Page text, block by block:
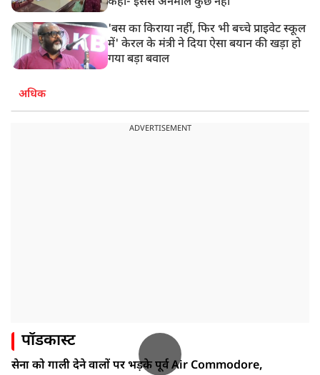
'बस का किराया नहीं, फिर भी बच्चे प्राइवेट स्कूल
में' केरल के मंत्री ने दिया ऐसा बयान की खड़ा हो
गया बड़ा बवाल
अधिक
ADVERTISEMENT
पॉडकास्ट
सेना को गाली देने वालों पर भड़के पूर्व Air Commodore,